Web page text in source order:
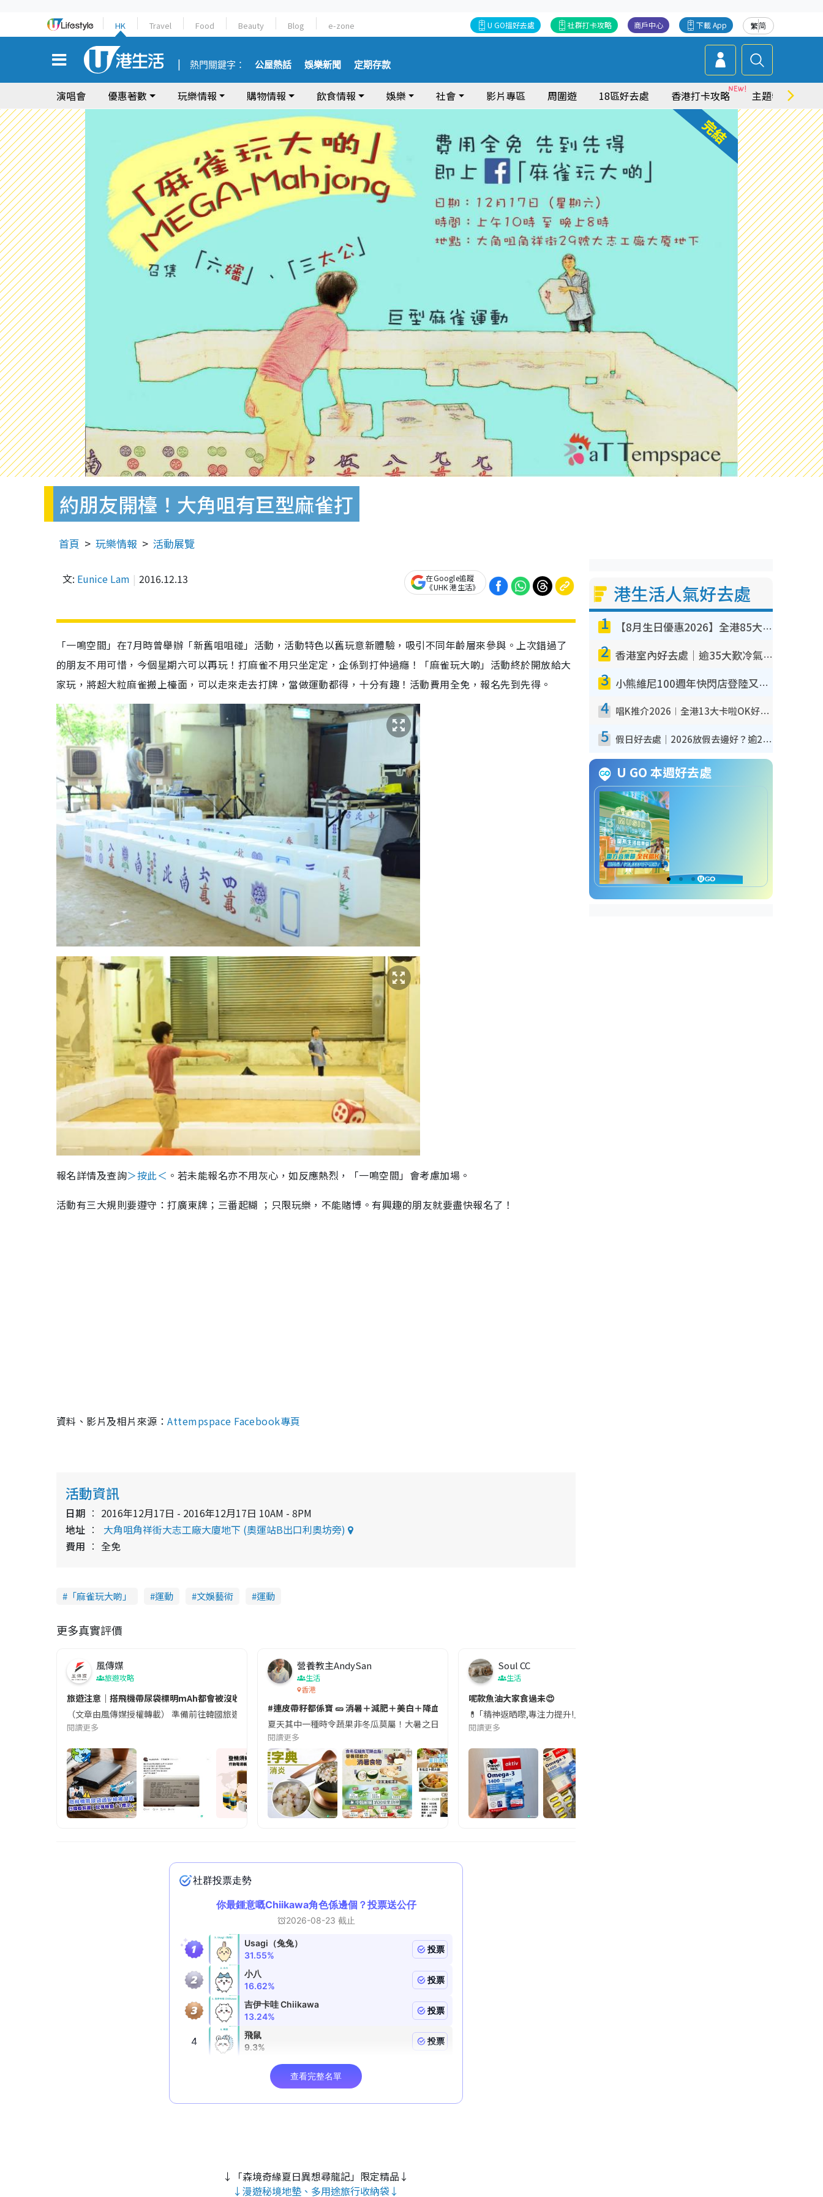
HK Travel Food Beauty Blog e-zone 繁简
下載 App
商戶中心
社群打卡攻略
U GO搵好去處
熱門關鍵字： 公屋熱話 娛樂新聞 定期存款
演唱會 優惠著數 玩樂情報 購物情報 飲食情報 娛樂 社會 影片專區 周圍遊 18區好去處 香港打卡攻略 主題特集
約朋友開檯！大角咀有巨型麻雀打
首頁 玩樂情報 活動展覽
文: Eunice Lam 2016.12.13
在Google追蹤
《UHK 港生活》
「一鳴空間」在7月時曾舉辦「新舊咀咀碰」活動，活動特色以舊玩意新體驗，吸引不同年齡層來參與。上次錯過了
的朋友不用可惜，今個星期六可以再玩！打麻雀不用只坐定定，企係到打仲過癮！「麻雀玩大啲」活動終於開放給大
家玩，將超大粒麻雀搬上檯面，可以走來走去打牌，當做運動都得，十分有趣！活動費用全免，報名先到先得。
報名詳情及查詢＞按此＜ 。若未能報名亦不用灰心，如反應熱烈，「一鳴空間」會考慮加場。
活動有三大規則要遵守：打廣東牌；三番起糊 ；只限玩樂，不能賭博。有興趣的朋友就要盡快報名了！
資料、影片及相片來源：Attempspace Facebook專頁
活動資訊
日期
2016年12月17日 - 2016年12月17日 10AM - 8PM
地址
大角咀角祥街大志工廠大廈地下 (奧運站B出口利奧坊旁)
費用
全免
「麻雀玩大啲」 運動 文娛藝術 運動
更多真實評價
風傳媒
旅遊攻略
旅遊注意｜搭飛機帶尿袋標明mAh都會被沒收😱出發前切記檢查「1標示」🚨
（文章由風傳媒授權轉載） 準備前往韓國旅遊的民眾，近期要特別留意隨身行李中的行動電源。一名旅客日前在機場安檢時，明明攜帶的行動電源機身已標示「10000mAh」，卻仍被要求當場
閱讀更多
營養教主AndySan
生活
香港
#連皮帶籽都係寶 🥒 消暑＋減肥＋美白＋降血脂
夏天其中一種時令蔬果非冬瓜莫屬！大暑之日，點都要飲碗冬瓜湯消暑解渴！除了解暑，冬瓜仲有好多鮮為人知嘅好處：減肥、消水腫、降血
閱讀更多
Soul CC
生活
呢款魚油大家食過未😍
💊 ｢精神返晒嚟,專注力提升!｣ 長時間對住電腦､剪片寫稿,成日覺得眼睛乾澀､腦袋好似｢斷
閱讀更多
↓「森境奇緣夏日異想尋龍記」限定精品↓
↓漫遊秘境地墊、多用途旅行收納袋↓
港生活人氣好去處
1 【8月生日優惠2026】全港85大食買玩著數攻略 自助餐/火鍋放題同行免費＋誠品/DONKI送現金券
2 香港室內好去處｜逾35大歎冷氣室內好去處推介 室內活動免費避雨無懼落雨
3 小熊維尼100週年快閃店登陸又一城 重現百畝森林經典場景／獨家限定盲盒登場／專屬DIY香水
4 唱K推介2026︱全港13大卡啦OK好去處！最平$36起 日文K都有！(附地址+收費詳情)
5 假日好去處｜2026放假去邊好？逾20放假好去處郊外/秘景 休閒半日或一日遊
U GO 本週好去處